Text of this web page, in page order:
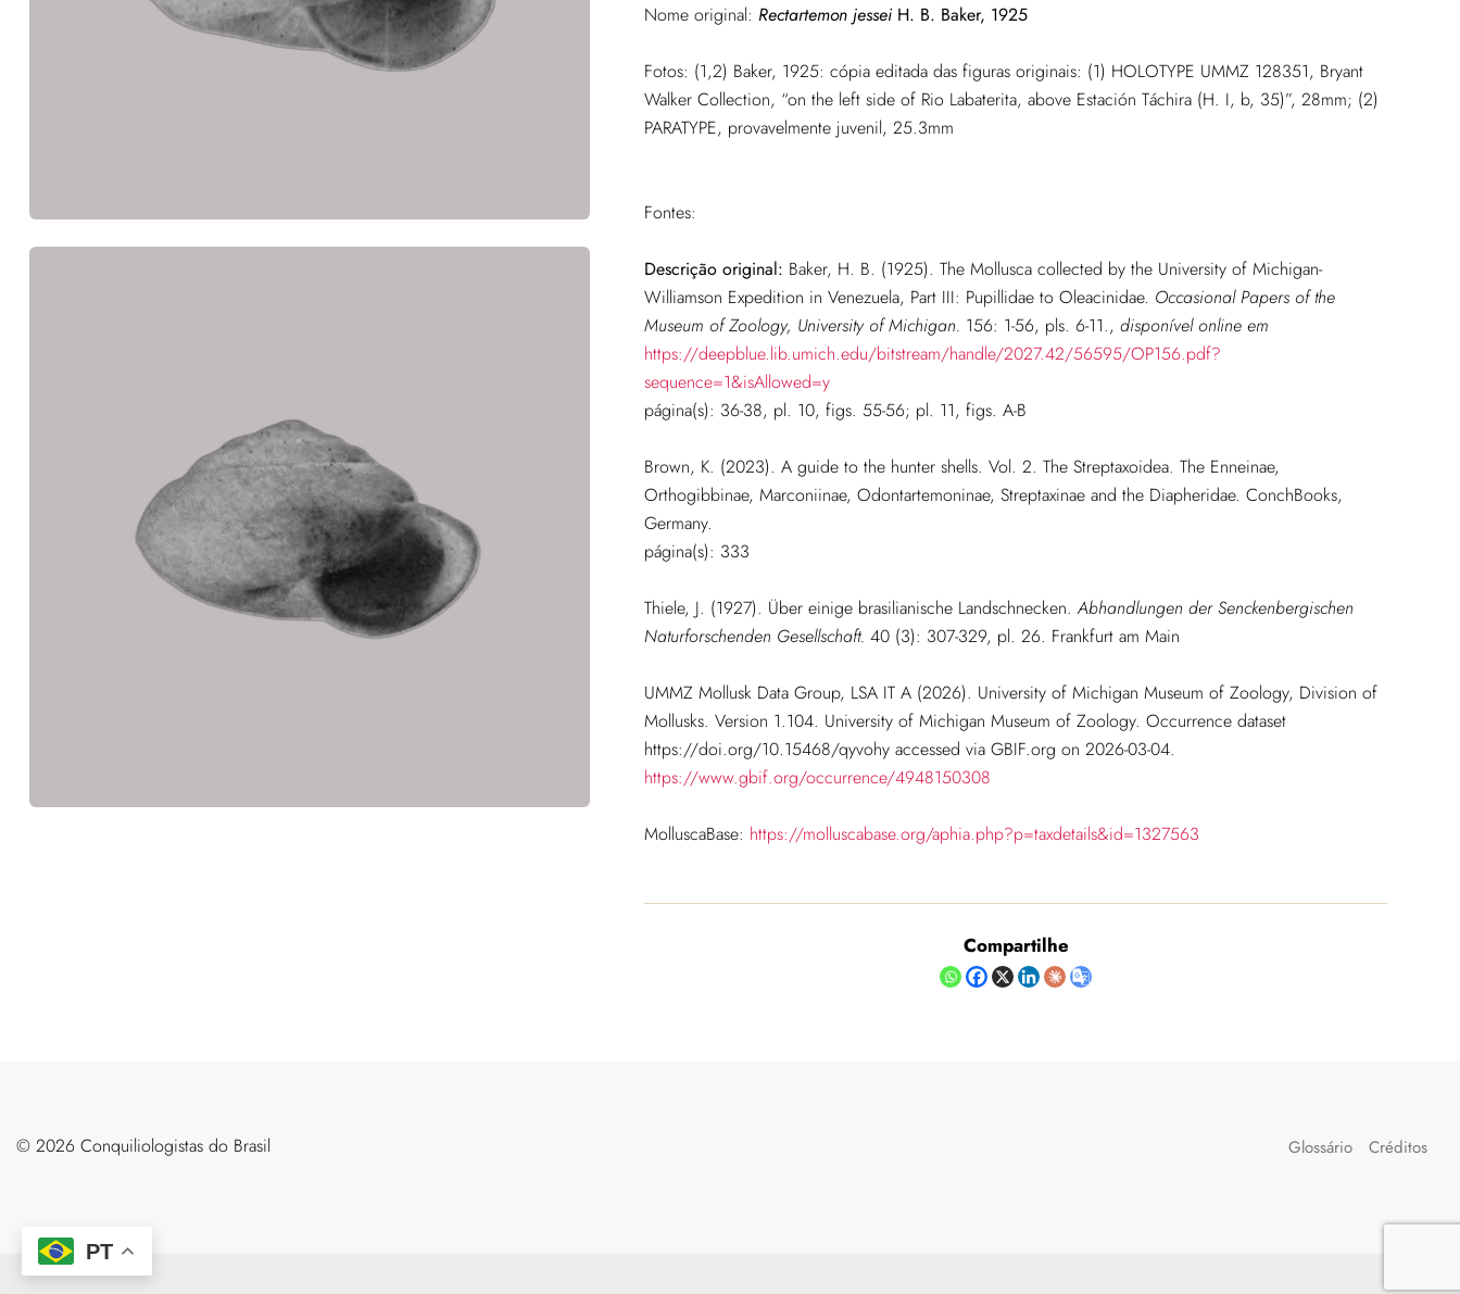
Nome original: Rectartemon jesseiH. B. Baker, 1925
Fotos: (1,2) Baker, 1925: cópia editada das figuras originais: (1) HOLOTYPE UMMZ 128351, Bryant
Walker Collection, “on the left side of Rio Labaterita, above Estación Táchira (H. I, b, 35)”, 28mm; (2)
PARATYPE, provavelmente juvenil, 25.3mm
Fontes:
Descrição original: Baker, H. B. (1925). The Mollusca collected by the University of Michigan-
Williamson Expedition in Venezuela, Part III: Pupillidae to Oleacinidae. Occasional Papers of the
Museum of Zoology, University of Michigan. 156: 1-56, pls. 6-11., disponível online em
https://deepblue.lib.umich.edu/bitstream/handle/2027.42/56595/OP156.pdf?
sequence=1&isAllowed=y
página(s): 36-38, pl. 10, figs. 55-56; pl. 11, figs. A-B
Brown, K. (2023). A guide to the hunter shells. Vol. 2. The Streptaxoidea. The Enneinae,
Orthogibbinae, Marconiinae, Odontartemoninae, Streptaxinae and the Diapheridae. ConchBooks,
Germany.
página(s): 333
Thiele, J. (1927). Über einige brasilianische Landschnecken. Abhandlungen der Senckenbergischen
Naturforschenden Gesellschaft. 40 (3): 307-329, pl. 26. Frankfurt am Main
UMMZ Mollusk Data Group, LSA IT A (2026). University of Michigan Museum of Zoology, Division of
Mollusks. Version 1.104. University of Michigan Museum of Zoology. Occurrence dataset
https://doi.org/10.15468/qyvohy accessed via GBIF.org on 2026-03-04.
https://www.gbif.org/occurrence/4948150308
MolluscaBase: https://molluscabase.org/aphia.php?p=taxdetails&id=1327563
Compartilhe
©️ 2026 Conquiliologistas do Brasil Glossário Créditos
PT